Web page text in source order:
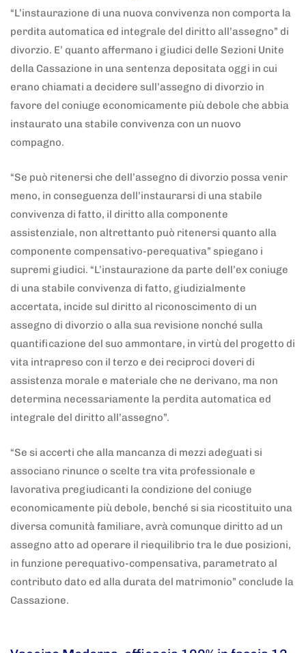
“L’instaurazione di una nuova convivenza non comporta la
perdita automatica ed integrale del diritto all’assegno” di
divorzio. E’ quanto affermano i giudici delle Sezioni Unite
della Cassazione in una sentenza depositata oggi in cui
erano chiamati a decidere sull’assegno di divorzio in
favore del coniuge economicamente più debole che abbia
instaurato una stabile convivenza con un nuovo
compagno.
“Se può ritenersi che dell’assegno di divorzio possa venir
meno, in conseguenza dell’instaurarsi di una stabile
convivenza di fatto, il diritto alla componente
assistenziale, non altrettanto può ritenersi quanto alla
componente compensativo-perequativa” spiegano i
supremi giudici. “L’instaurazione da parte dell’ex coniuge
di una stabile convivenza di fatto, giudizialmente
accertata, incide sul diritto al riconoscimento di un
assegno di divorzio o alla sua revisione nonché sulla
quantificazione del suo ammontare, in virtù del progetto di
vita intrapreso con il terzo e dei reciproci doveri di
assistenza morale e materiale che ne derivano, ma non
determina necessariamente la perdita automatica ed
integrale del diritto all’assegno”.
“Se si accerti che alla mancanza di mezzi adeguati si
associano rinunce o scelte tra vita professionale e
lavorativa pregiudicanti la condizione del coniuge
economicamente più debole, benché si sia ricostituito una
diversa comunità familiare, avrà comunque diritto ad un
assegno atto ad operare il riequilibrio tra le due posizioni,
in funzione perequativo-compensativa, parametrato al
contributo dato ed alla durata del matrimonio” conclude la
Cassazione.